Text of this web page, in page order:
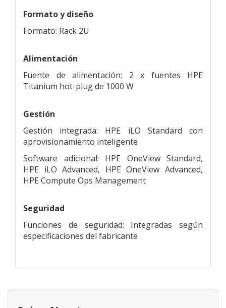
Formato y diseño
Formato: Rack 2U
Alimentación
Fuente de alimentación: 2 x fuentes HPE
Titanium hot-plug de 1000 W
Gestión
Gestión integrada: HPE iLO Standard con
aprovisionamiento inteligente
Software adicional: HPE OneView Standard,
HPE iLO Advanced, HPE OneView Advanced,
HPE Compute Ops Management
Seguridad
Funciones de seguridad: Integradas según
especificaciones del fabricante